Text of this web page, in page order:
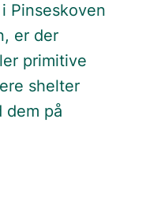
Pinseskoven
er der
primitive
shelter
dem på